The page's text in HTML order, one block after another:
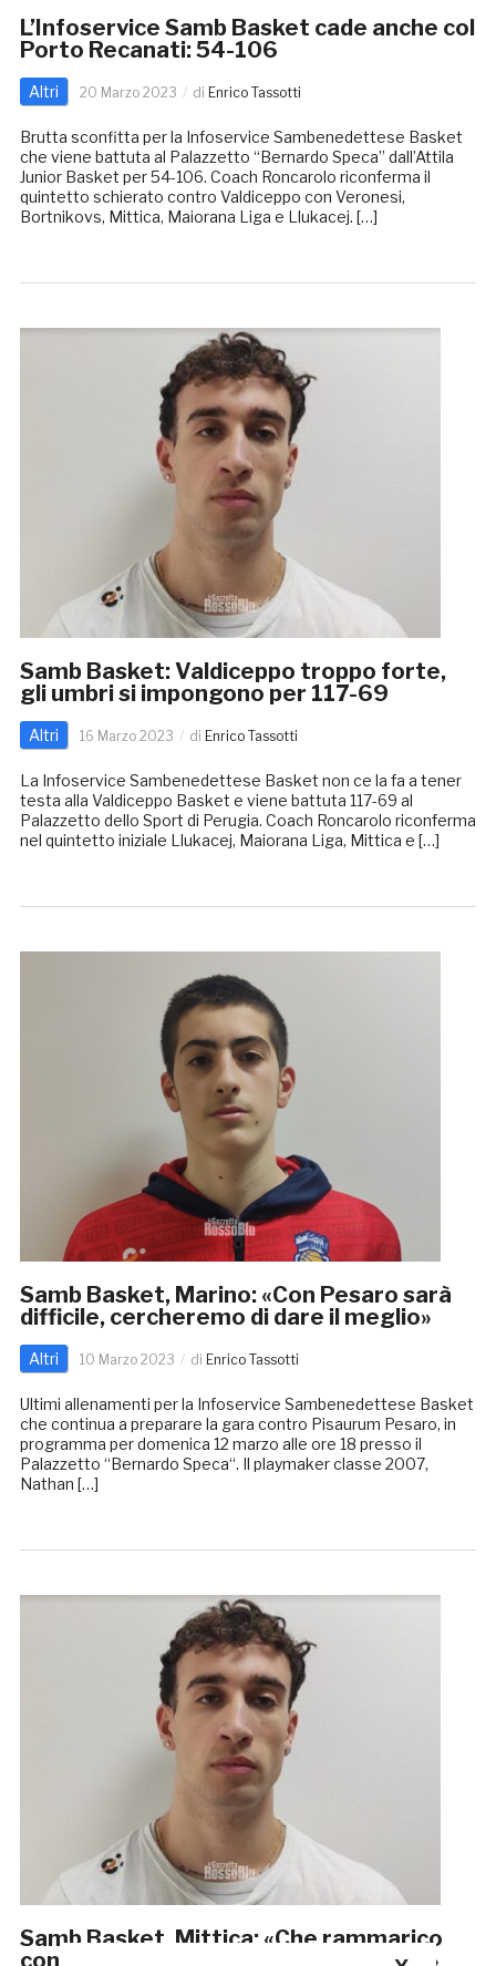
L’Infoservice Samb Basket cade anche col
Porto Recanati: 54-106
Altri 20 Marzo 2023 di Enrico Tassotti
Brutta sconfitta per la Infoservice Sambenedettese Basket
che viene battuta al Palazzetto “Bernardo Speca” dall’Attila
Junior Basket per 54-106. Coach Roncarolo riconferma il
quintetto schierato contro Valdiceppo con Veronesi,
Bortnikovs, Mittica, Maiorana Liga e Llukacej. […]
Samb Basket: Valdiceppo troppo forte,
gli umbri si impongono per 117-69
Altri 16 Marzo 2023 di Enrico Tassotti
La Infoservice Sambenedettese Basket non ce la fa a tener
testa alla Valdiceppo Basket e viene battuta 117-69 al
Palazzetto dello Sport di Perugia. Coach Roncarolo riconferma
nel quintetto iniziale Llukacej, Maiorana Liga, Mittica e […]
Samb Basket, Marino: «Con Pesaro sarà
difficile, cercheremo di dare il meglio»
Altri 10 Marzo 2023 di Enrico Tassotti
Ultimi allenamenti per la Infoservice Sambenedettese Basket
che continua a preparare la gara contro Pisaurum Pesaro, in
programma per domenica 12 marzo alle ore 18 presso il
Palazzetto “Bernardo Speca“. Il playmaker classe 2007,
Nathan […]
Samb Basket, Mittica: «Che rammarico